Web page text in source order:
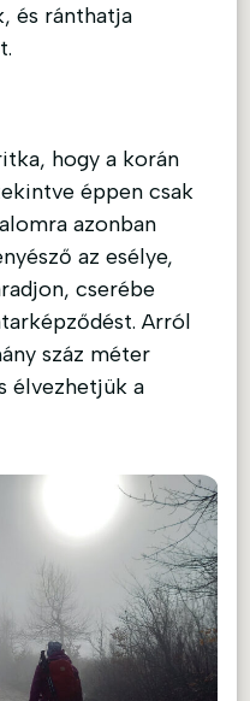
és ránthatja
hogy a korán
éppen csak
azonban
az esélye,
cserébe
Arról
száz méter
élvezhetjük a